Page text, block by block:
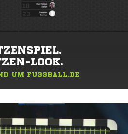
LOOK.
UM FUSSBALL.DE